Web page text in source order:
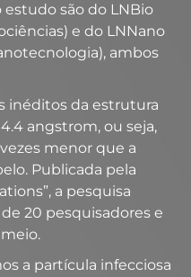
são do LNBio
e do LNNano
ambos
inéditos da estrutura
angstrom, ou seja,
menor que a
Publicada pela
a pesquisa
20 pesquisadores e
a partícula infecciosa